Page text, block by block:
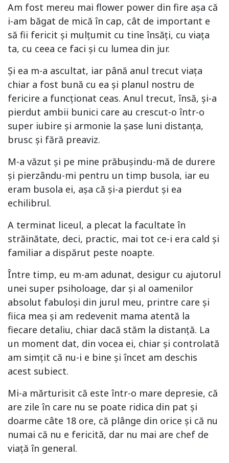
Am fost mereu mai flower power din fire așa că
i-am băgat de mică în cap, cât de important e
să fii fericit și mulțumit cu tine însăți, cu viața
ta, cu ceea ce faci și cu lumea din jur.
Și ea m-a ascultat, iar până anul trecut viața
chiar a fost bună cu ea și planul nostru de
fericire a funcționat ceas. Anul trecut, însă, și-a
pierdut ambii bunici care au crescut-o într-o
super iubire și armonie la șase luni distanța,
brusc și fără preaviz.
M-a văzut și pe mine prăbușindu-mă de durere
și pierzându-mi pentru un timp busola, iar eu
eram busola ei, așa că și-a pierdut și ea
echilibrul.
A terminat liceul, a plecat la facultate în
străinătate, deci, practic, mai tot ce-i era cald și
familiar a dispărut peste noapte.
Între timp, eu m-am adunat, desigur cu ajutorul
unei super psiholoage, dar și al oamenilor
absolut fabuloși din jurul meu, printre care și
fiica mea și am redevenit mama atentă la
fiecare detaliu, chiar dacă stăm la distanță. La
un moment dat, din vocea ei, chiar și controlată
am simțit că nu-i e bine și încet am deschis
acest subiect.
Mi-a mărturisit că este într-o mare depresie, că
are zile în care nu se poate ridica din pat și
doarme câte 18 ore, că plânge din orice și că nu
numai că nu e fericită, dar nu mai are chef de
viață în general.